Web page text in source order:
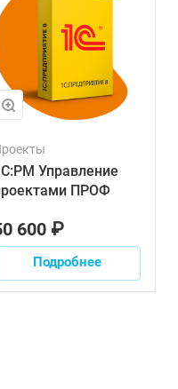
Управление
ПРОФ
600 ₽
Подробнее